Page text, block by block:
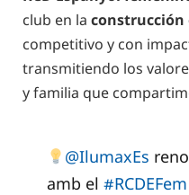
club en la construcción
competitivo y con
transmitiendo los
y familia que
@IlumaxEs
amb el #RCDEFem